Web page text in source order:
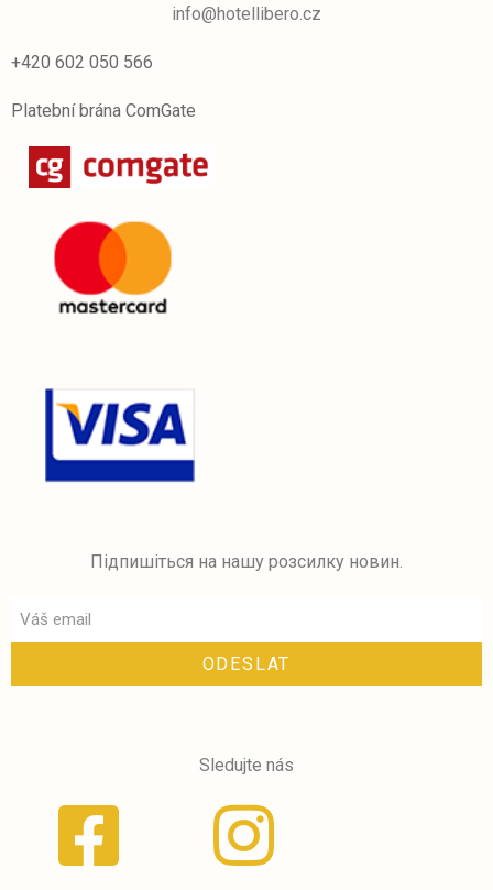
info@hotellibero.cz
+420 602 050 566
Platební brána ComGate
Підпишіться на нашу розсилку новин.
ODESLAT
Sledujte nás